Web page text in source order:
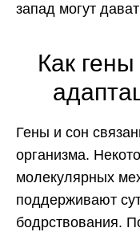
запад могут
Как
Гены и сон
организма.
молекулярных
поддерживают
бодрствования.